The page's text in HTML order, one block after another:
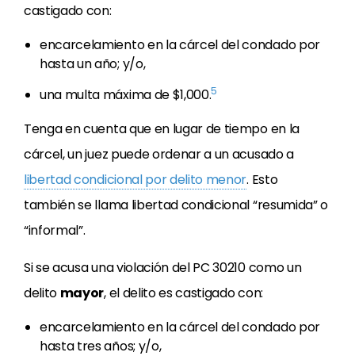
castigado con:
encarcelamiento en la cárcel del condado por
hasta un año; y/o,
una multa máxima de $1,000.5
Tenga en cuenta que en lugar de tiempo en la
cárcel, un juez puede ordenar a un acusado a
libertad condicional por delito menor. Esto
también se llama libertad condicional “resumida” o
“informal”.
Si se acusa una violación del PC 30210 como un
delito mayor, el delito es castigado con:
encarcelamiento en la cárcel del condado por
hasta tres años; y/o,